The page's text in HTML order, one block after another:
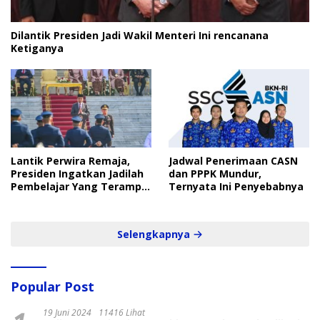
Dilantik Presiden Jadi Wakil Menteri Ini rencanana
Ketiganya
Lantik Perwira Remaja,
Presiden Ingatkan Jadilah
Pembelajar Yang Terampil
Jadwal Penerimaan CASN
dan PPPK Mundur,
Ternyata Ini Penyebabnya
Selengkapnya
Popular Post
19 Juni 2024 11416 Lihat